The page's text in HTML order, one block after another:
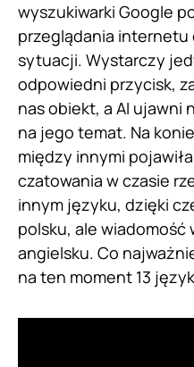
wyszukiwarki Google
przeglądania
sytuacji. Wystarczy
odpowiedni przycisk,
nas obiekt, a AI ujawni
na jego temat. Na
między innymi
czatowania w czasie
innym języku, dzięki
polsku, ale wiadomość
angielsku. Co
na ten moment 13